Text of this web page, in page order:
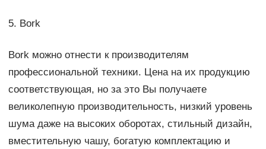
5. Bork
Bork можно отнести к производителям
профессиональной техники. Цена на их продукцию
соответствующая, но за это Вы получаете
великолепную производительность, низкий уровень
шума даже на высоких оборотах, стильный дизайн,
вместительную чашу, богатую комплектацию и